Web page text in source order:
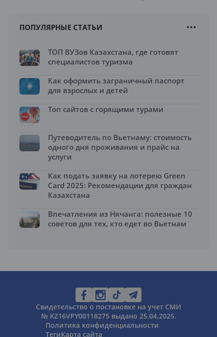
ПОПУЛЯРНЫЕ СТАТЬИ
ТОП ВУЗов Казахстана, где готовят
специалистов туризма
Как оформить заграничный паспорт
для взрослых и детей
Топ сайтов с горящими турами
Путеводитель по Вьетнаму: стоимость
одного дня проживания и прайс на
услуги
Как подать заявку на лотерею Green
Card 2025: Рекомендации для граждан
Казахстана
Впечатления из Нячанга: полезные 10
советов для тех, кто едет во Вьетнам
Свидетельство о постановке на учет СМИ
№ KZ16VPY00118275 выдано 25.04.2025.
Политика конфиденциальности
ТегиКарта сайта